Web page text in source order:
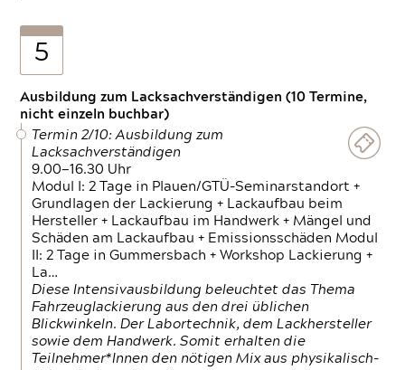
5
Ausbildung zum Lacksachverständigen (10 Termine,
nicht einzeln buchbar)
Termin 2/10: Ausbildung zum
Lacksachverständigen
9.00—16.30 Uhr
Modul I: 2 Tage in Plauen/GTÜ-Seminarstandort +
Grundlagen der Lackierung + Lackaufbau beim
Hersteller + Lackaufbau im Handwerk + Mängel und
Schäden am Lackaufbau + Emissionsschäden Modul
II: 2 Tage in Gummersbach + Workshop Lackierung +
La…
Diese Intensivausbildung beleuchtet das Thema
Fahrzeuglackierung aus den drei üblichen
Blickwinkeln. Der Labortechnik, dem Lackhersteller
sowie dem Handwerk. Somit erhalten die
Teilnehmer*Innen den nötigen Mix aus physikalisch-